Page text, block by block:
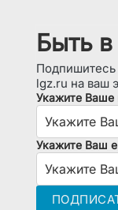
Быть
Подпишитесь
lgz.ru на ваш
Укажите Ваше
Укажите Ваш